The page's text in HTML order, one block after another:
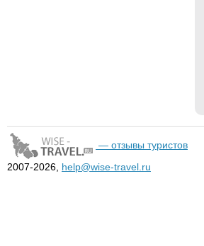
— отзывы туристов
2007-2026, help@wise-travel.ru